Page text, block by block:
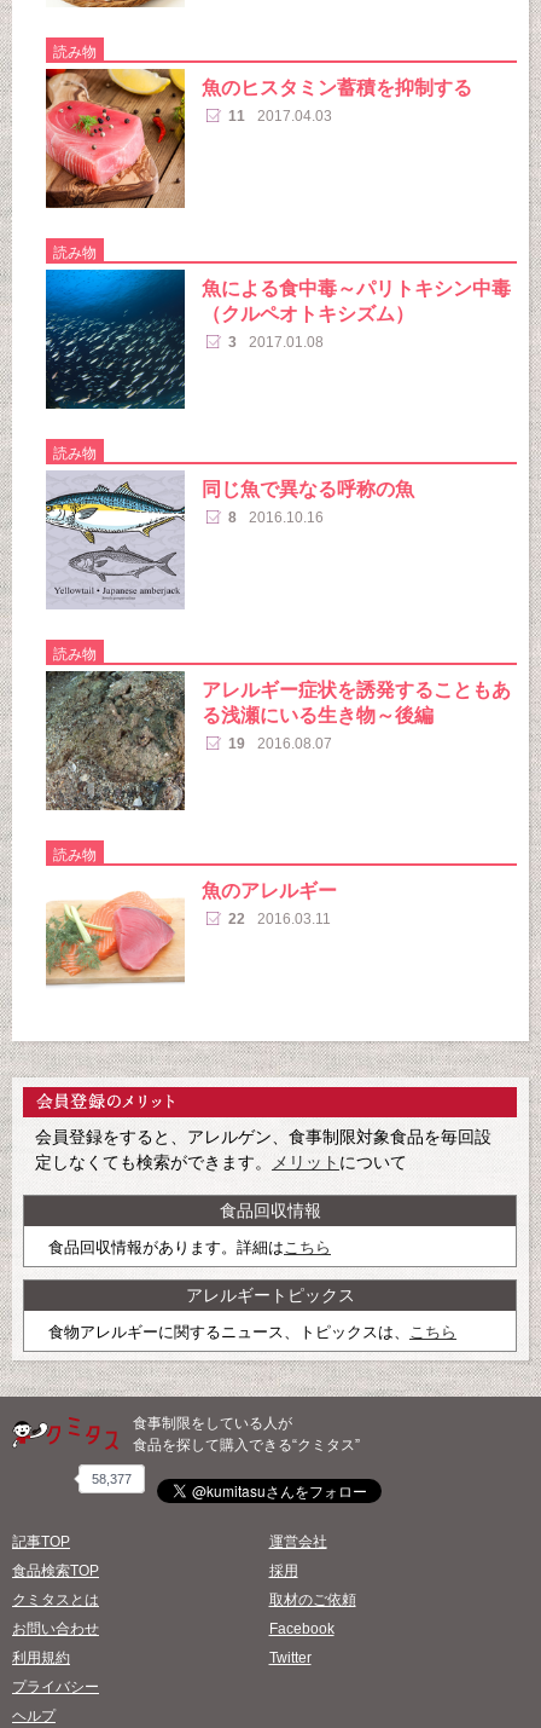
読み物
魚のヒスタミン蓄積を抑制する
11 2017.04.03
読み物
魚による食中毒～パリトキシン中毒
（クルペオトキシズム）
3 2017.01.08
読み物
同じ魚で異なる呼称の魚
8 2016.10.16
読み物
アレルギー症状を誘発することもあ
る浅瀬にいる生き物～後編
19 2016.08.07
読み物
魚のアレルギー
22 2016.03.11
会員登録をすると、アレルゲン、食事制限対象食品を毎回設
定しなくても検索ができます。
メリット について
食品回収情報
食品回収情報があります。詳細はこちら
アレルギートピックス
食物アレルギーに関するニュース、トピックスは、 こちら
食事制限をしている人が
食品を探して購入できる“クミタス”
58,377
記事TOP
食品検索TOP
クミタスとは
お問い合わせ
利用規約
プライバシー
ヘルプ
運営会社
採用
取材のご依頼
Facebook
Twitter